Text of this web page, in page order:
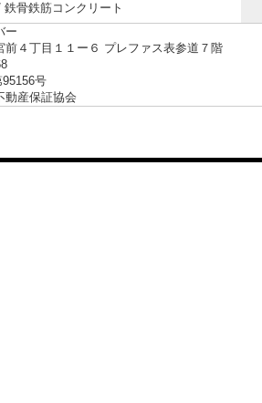
骨鉄筋コンクリート
ー
前４丁目１１ー６ プレファス表参道７階
号
産保証協会